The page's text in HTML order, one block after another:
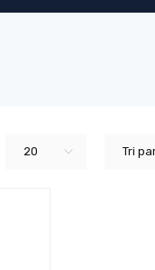
Tri
20